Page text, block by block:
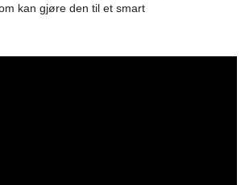
kan gjøre den til et smart